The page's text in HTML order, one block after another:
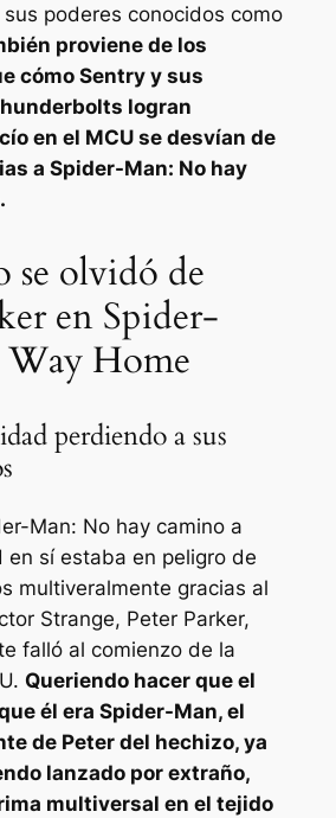
poderes conocidos como
proviene de los
cómo Sentry y sus
logran
en el MCU se desvían de
a Spider-Man: No hay
.
se olvidó de
en Spider-
Home
perdiendo a sus
Man: No hay camino a
en sí estaba en peligro de
multiveralmente gracias al
Strange, Peter Parker,
falló al comienzo de la
Queriendo hacer que el
él era Spider-Man, el
de Peter del hechizo, ya
lanzado por extraño,
multiversal en el tejido